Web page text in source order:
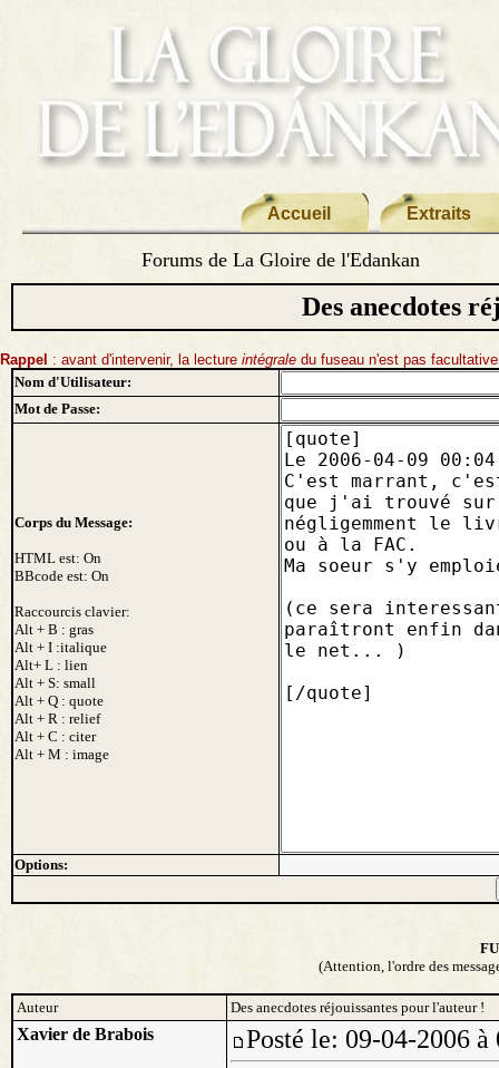
Accueil Extraits
Forums de La Gloire de l'Edankan
Des anecdotes
Rappel : avant d'intervenir, la lecture intégrale du fuseau n'est pas facultative
Nom d'Utilisateur:
Mot de Passe:
Corps du Message:
HTML est: On
BBcode est: On
Raccourcis clavier:
Alt + B : gras
Alt + I :italique
Alt+ L : lien
Alt + S: small
Alt + Q : quote
Alt + R : relief
Alt + C : citer
Alt + M : image
Options:
(Attention, l'ordre des
Auteur Des anecdotes réjouissantes pour l'auteur !
Xavier de Brabois Posté le: 09-04-2006